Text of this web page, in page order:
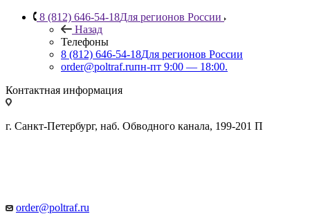
8 (812) 646-54-18Для регионов России
Назад
Телефоны
8 (812) 646-54-18Для регионов России
order@poltraf.ruпн-пт 9:00 — 18:00.
Контактная информация
г. Санкт-Петербург, наб. Обводного канала, 199-201 П
order@poltraf.ru